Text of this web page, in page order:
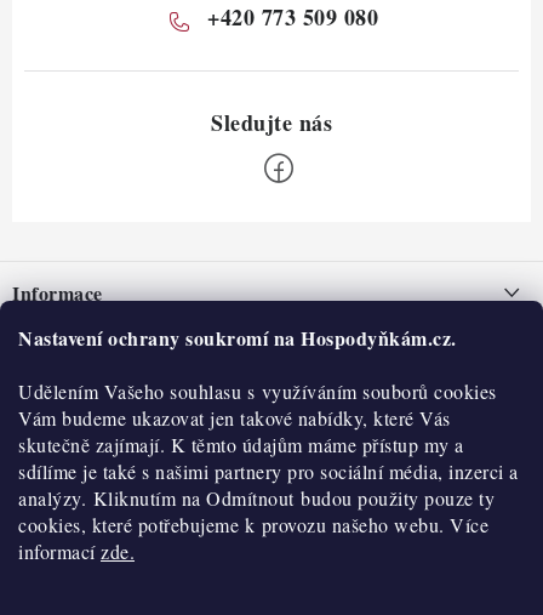
Nastavení ochrany soukromí na Hospodyňkám.cz.
Udělením Vašeho souhlasu s využíváním souborů cookies
Vám budeme ukazovat jen takové nabídky, které Vás
skutečně zajímají. K těmto údajům máme přístup my a
sdílíme je také s našimi partnery pro sociální média, inzerci a
analýzy. Kliknutím na Odmítnout budou použity pouze ty
cookies, které potřebujeme k provozu našeho webu. Více
informacízde.
+420 773 509 080
pInformace
Nepřevzetí zásilky na dobírku
Obchodní podmínky
Hodnocení obchodu
Blog
Moje objednávka
O nás
Historie
Kontakty
O nákupu
Reklamace a vratky
Výdejní místa